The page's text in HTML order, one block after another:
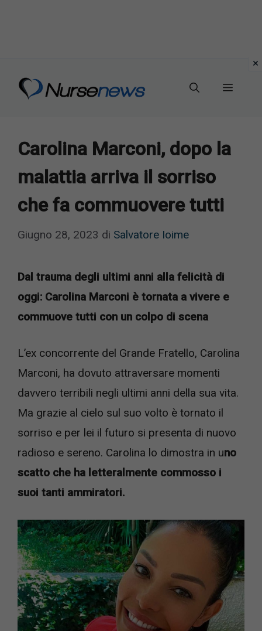
Menu
Carolina Marconi, dopo la
malattia arriva il sorriso
che fa commuovere tutti
Giugno 28, 2023 di Salvatore Ioime
Dal trauma degli ultimi anni alla felicità di
oggi: Carolina Marconi è tornata a vivere e
commuove tutti con un colpo di scena
L’ex concorrente del Grande Fratello, Carolina
Marconi, ha dovuto attraversare momenti
davvero terribili negli ultimi anni della sua vita.
Ma grazie al cielo sul suo volto è tornato il
sorriso e per lei il futuro si presenta di nuovo
radioso e sereno. Carolina lo dimostra in uno
scatto che ha letteralmente commosso i
suoi tanti ammiratori.